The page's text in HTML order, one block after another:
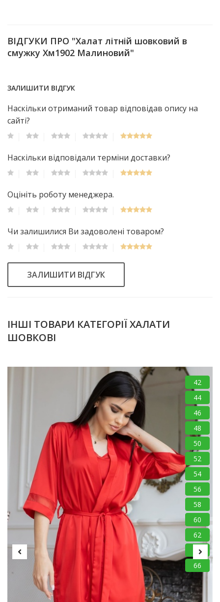
ВІДГУКИ ПРО "Халат літній шовковий в
смужку Хм1902 Малиновий"
ЗАЛИШИТИ ВІДГУК
Наскільки отриманий товар відповідав опису на
сайті?
Наскільки відповідали терміни доставки?
Оцініть роботу менеджера.
Чи залишилися Ви задоволені товаром?
ЗАЛИШИТИ ВІДГУК
ІНШІ ТОВАРИ КАТЕГОРІЇ ХАЛАТИ
ШОВКОВІ
42
44
46
48
50
52
54
56
58
60
62
64
66